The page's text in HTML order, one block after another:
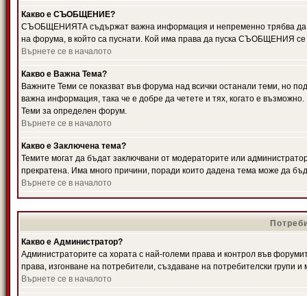
Какво е СЪОБЩЕНИЕ?
СЪОБЩЕНИЯТА съдържат важна информация и непременно трябва да
на форума, в който са пуснати. Кой има права да пуска СЪОБЩЕНИЯ се
Върнете се в началото
Какво е Важна Тема?
Важните Теми се показват във форума над всички останали теми,
важна информация, така че е добре да четете и тях, когато е
Теми за определен форум.
Върнете се в началото
Какво е Заключена тема?
Темите могат да бъдат заключвани от модераторите или
прекратена. Има много причини, поради които дадена тема може да
Върнете се в началото
Какво е Администратор?
Администраторите са хората с най-големи права и контрол във
права, изгонване на потребители, създаване на потребителски групи
Върнете се в началото